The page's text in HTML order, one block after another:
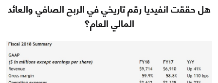
هل حققت انفيديا رقم تاريخي في الربح الصافي والعائد
المالي العام؟